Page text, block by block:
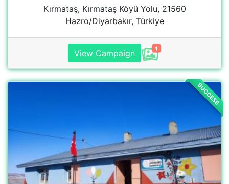
Aşağı Dalören İlkokulu
View school
SUCCESS